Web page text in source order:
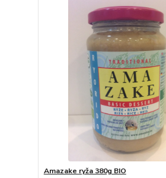
Amazake ryža 380g BIO